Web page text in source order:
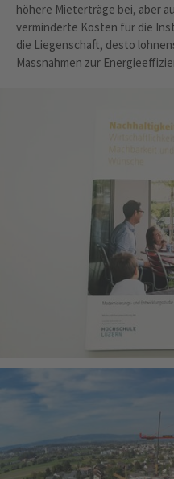
höhere Mieterträge bei, aber
verminderte Kosten für die
die Liegenschaft, desto
Massnahmen zur